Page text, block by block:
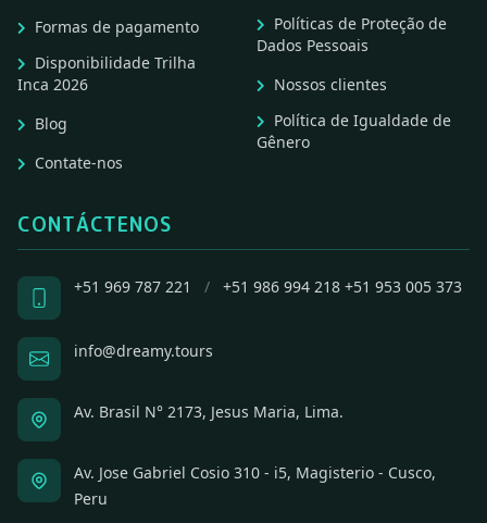
Formas de pagamento
Disponibilidade Trilha
Inca 2026
Blog
Contate-nos
Políticas de Proteção de
Dados Pessoais
Nossos clientes
Política de Igualdade de
Gênero
CONTÁCTENOS
+51 969 787 221 / +51 986 994 218 +51 953 005 373
info@dreamy.tours
Av. Brasil N° 2173, Jesus Maria, Lima.
Av. Jose Gabriel Cosio 310 - i5, Magisterio - Cusco,
Peru